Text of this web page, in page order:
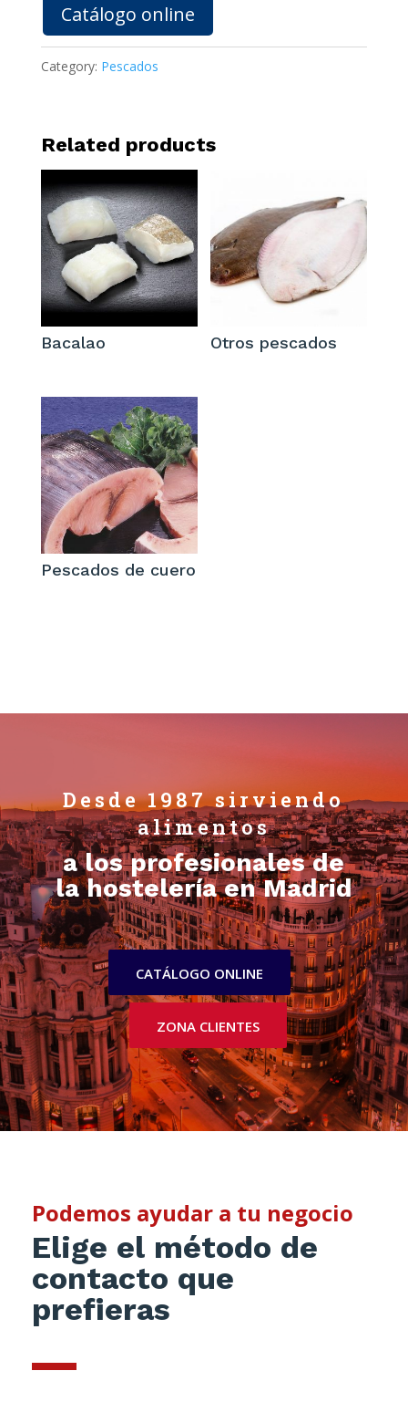
Catálogo online
Category: Pescados
Related products
Bacalao Otros pescados
Pescados de cuero
Desde 1987 sirviendo
alimentos
a los profesionales de
la hostelería en Madrid
CATÁLOGO ONLINE
ZONA CLIENTES
Podemos ayudar a tu negocio
Elige el método de
contacto que
prefieras